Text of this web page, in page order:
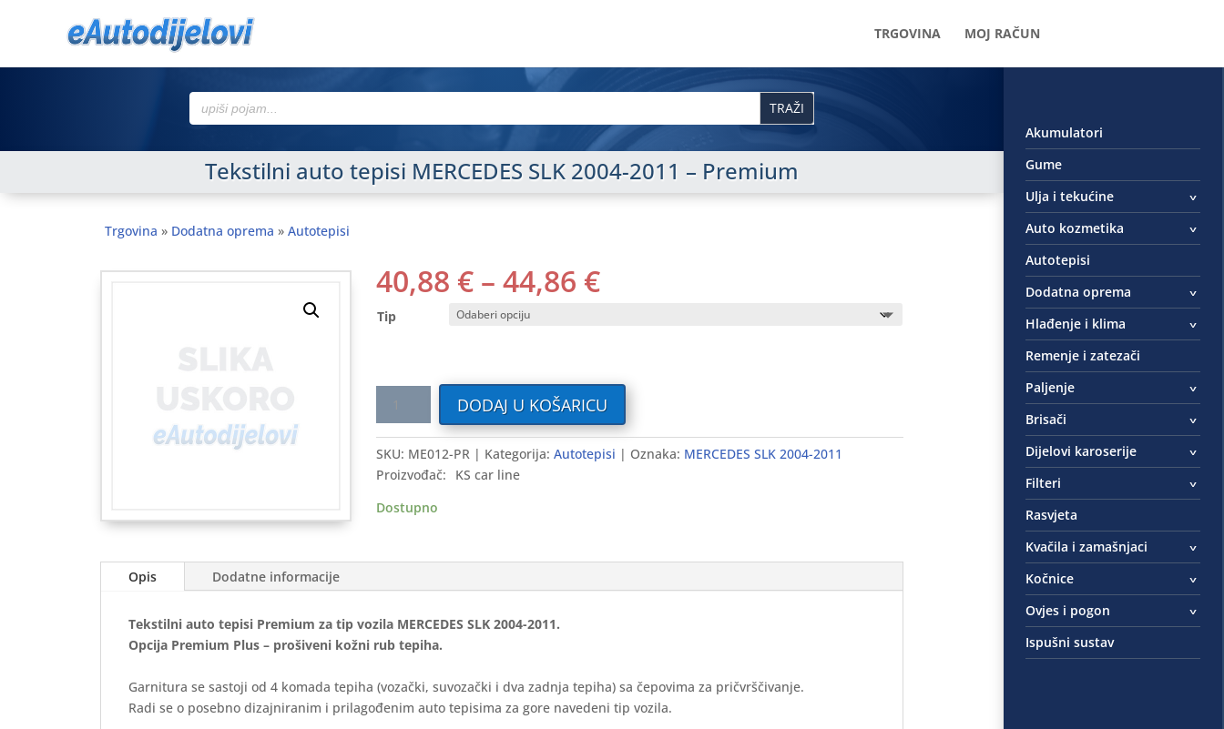
TRGOVINA MOJ RAČUN
Search
for:
Tekstilni auto tepisi MERCEDES SLK 2004-2011 – Premium
Trgovina » Dodatna oprema »Autotepisi
40,88 € – 44,86 €RASPON
CIJENA:
44,86 €
Tip
tepisi
MERCEDES
SLK
2004-
Premium
DODAJ U KOŠARICU
SKU: ME012-PR Kategorija: Autotepisi Oznaka: MERCEDES SLK 2004-2011
Proizvođač:
KS car line
Dostupno
Opis Dodatne informacije
Tekstilni auto tepisi Premium za tip vozila MERCEDES SLK 2004-2011.
Opcija Premium Plus – prošiveni kožni rub tepiha.
Garnitura se sastoji od 4 komada tepiha (vozački, suvozački i dva zadnja tepiha) sa čepovima za pričvrščivanje.
Radi se o posebno dizajniranim i prilagođenim auto tepisima za gore navedeni tip vozila.
Akumulatori
Gume
Ulja i tekućine
Auto kozmetika
Autotepisi
Dodatna oprema
Hlađenje i klima
Remenje i zatezači
Paljenje
Brisači
Dijelovi karoserije
Filteri
Rasvjeta
Kvačila i zamašnjaci
Kočnice
Ovjes i pogon
Ispušni sustav